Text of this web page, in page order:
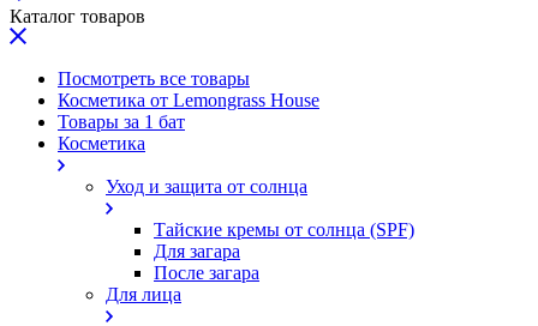
Каталог товаров
Посмотреть все товары
Косметика от Lemongrass House
Товары за 1 бат
Косметика
Уход и защита от солнца
Тайские кремы от солнца (SPF)
Для загара
После загара
Для лица